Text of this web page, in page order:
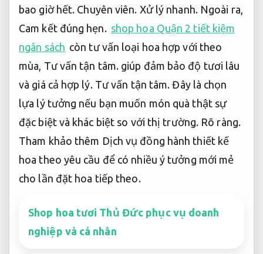
bao giờ hết. Chuyên viên. Xử lý nhanh.Ngoài ra,
Cam kết đúng hẹn. shop hoa Quận 2 tiết kiệm
ngân sách còn tư vấn loại hoa hợp với theo
mùa, Tư vấn tận tâm. giúp đảm bảo độ tươi lâu
và giá cả hợp lý. Tư vấn tận tâm. Đây là chọn
lựa lý tưởng nếu bạn muốn món quà thật sự
đặc biệt và khác biệt so với thị trường. Rõ ràng.
Tham khảo thêm Dịch vụ đồng hành thiết kế
hoa theo yêu cầu để có nhiều ý tưởng mới mẻ
cho lần đặt hoa tiếp theo.
Shop hoa tươi Thủ Đức phục vụ doanh
nghiệp và cá nhân